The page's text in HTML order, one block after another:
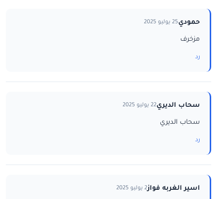
حمودي25 يوليو 2025
مزخرف
رد
سحاب الديري22 يوليو 2025
سحاب الديري
رد
اسير الغربه فواز2 يوليو 2025